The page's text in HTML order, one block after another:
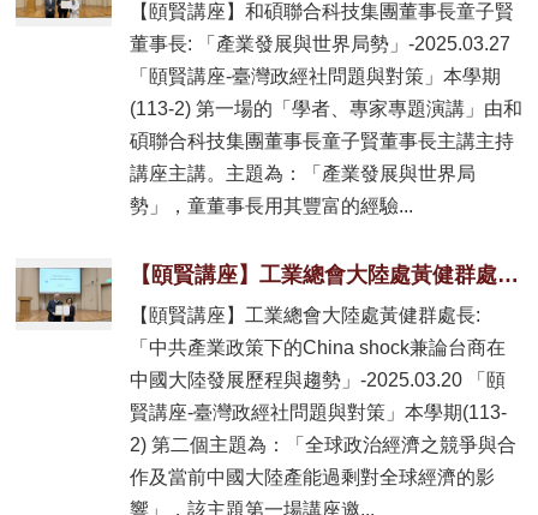
【頤賢講座】和碩聯合科技集團董事長童子賢
董事長: 「產業發展與世界局勢」-2025.03.27
「頤賢講座-臺灣政經社問題與對策」本學期
(113-2) 第一場的「學者、專家專題演講」由和
碩聯合科技集團董事長童子賢董事長主講主持
講座主講。主題為：「產業發展與世界局
勢」，童董事長用其豐富的經驗...
【頤賢講座】工業總會大陸處黃健群處長: 「中共產業政策下的China shock兼論台商在中國大陸發展歷程與趨勢」-2025.03.20
【頤賢講座】工業總會大陸處黃健群處長:
「中共產業政策下的China shock兼論台商在
中國大陸發展歷程與趨勢」-2025.03.20 「頤
賢講座-臺灣政經社問題與對策」本學期(113-
2) 第二個主題為：「全球政治經濟之競爭與合
作及當前中國大陸產能過剩對全球經濟的影
響」，該主題第一場講座邀...